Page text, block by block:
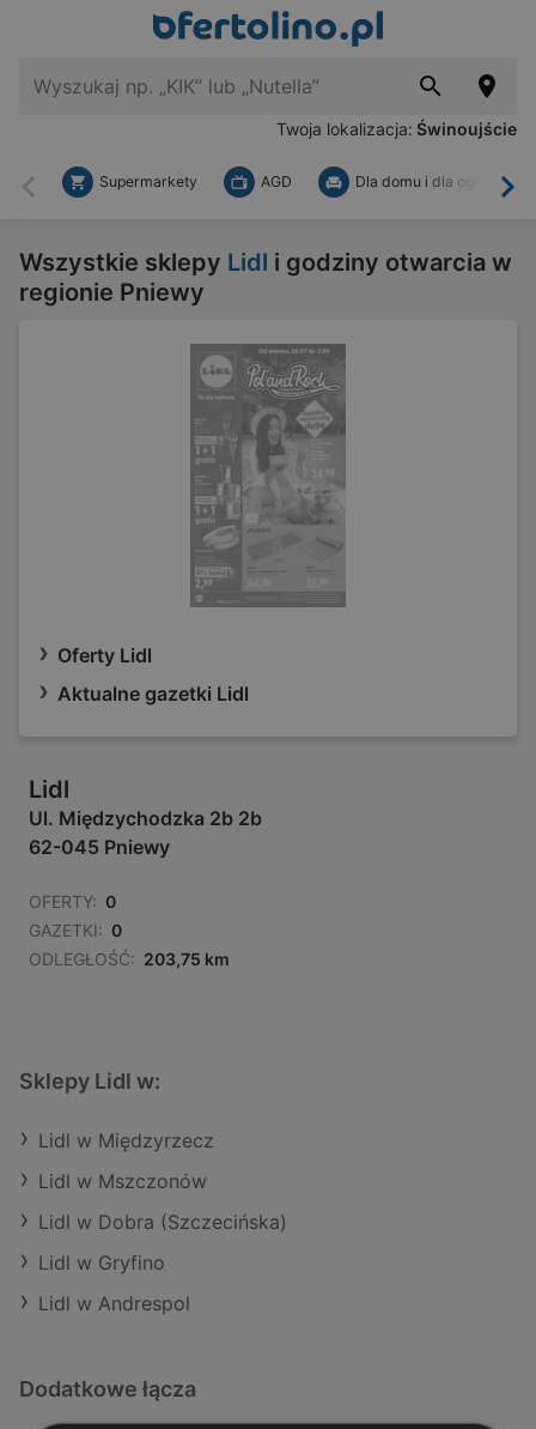
Twoja lokalizacja: Świnoujście
Wstecz
Supermarkety AGD Dla domu i dla ogrodu
Wszystkie sklepy Lidl i godziny otwarcia w
regionie Pniewy
Oferty Lidl
Aktualne gazetki Lidl
Lidl
Ul. Międzychodzka 2b 2b
62-045 Pniewy
OFERTY: 0
GAZETKI: 0
ODLEGŁOŚĆ: 203,75 km
Sklepy Lidl w:
Lidl w Międzyrzecz
Lidl w Mszczonów
Lidl w Dobra (Szczecińska)
Lidl w Gryfino
Lidl w Andrespol
Dodatkowe łącza